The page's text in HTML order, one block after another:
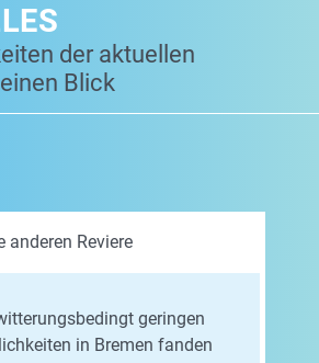
der aktuellen
Blick
anderen Reviere
geringen
in Bremen fanden